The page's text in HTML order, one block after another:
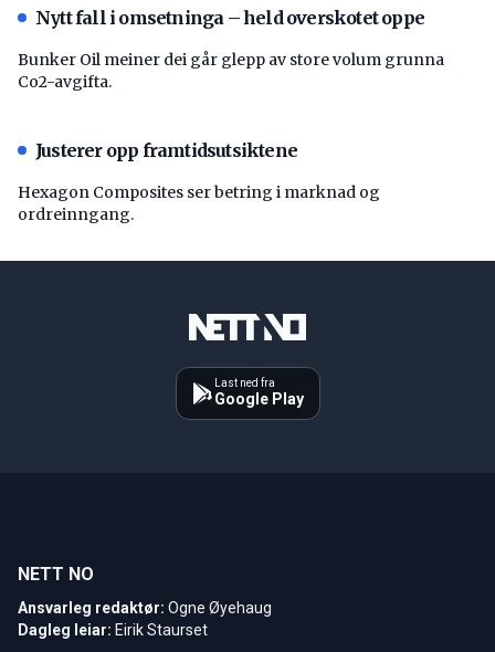
Nytt fall i omsetninga – held overskotet oppe
Bunker Oil meiner dei går glepp av store volum grunna
Co2-avgifta.
Justerer opp framtidsutsiktene
Hexagon Composites ser betring i marknad og
ordreinngang.
Last ned fra
Google Play
NETT NO
Ansvarleg redaktør: Ogne Øyehaug
Dagleg leiar: Eirik Staurset